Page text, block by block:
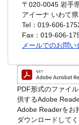
〒020-0045 岩手
アイーナ いわて
Tel：019-606-
Fax：019-606-
メールでのお問
PDF形式のファイ
供するAdobe
Adobe Readerをお
ダウンロードして